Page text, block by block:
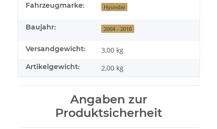
Fahrzeugmarke: Hyundai
Baujahr: 2004 - 2010
Versandgewicht: 3,00 kg
Artikelgewicht: 2,00 kg
Angaben zur
Produktsicherheit